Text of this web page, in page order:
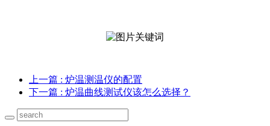
上一篇 : 炉温测温仪的配置
下一篇 : 炉温曲线测试仪该怎么选择？